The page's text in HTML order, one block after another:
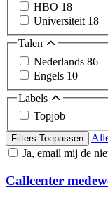
HBO 18
Universiteit 18
Talen
Nederlands 86
Engels 10
Labels
Topjob
Filters Toepassen
Ja, email mij de
Callcenter